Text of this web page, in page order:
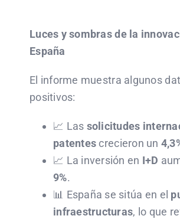
Luces y sombras de la
España
El informe muestra algunos
positivos:
📈 Las solicitudes
patentes crecieron un
📈 La inversión en I+D
9%.
📊 España se sitúa en el
infraestructuras, lo que